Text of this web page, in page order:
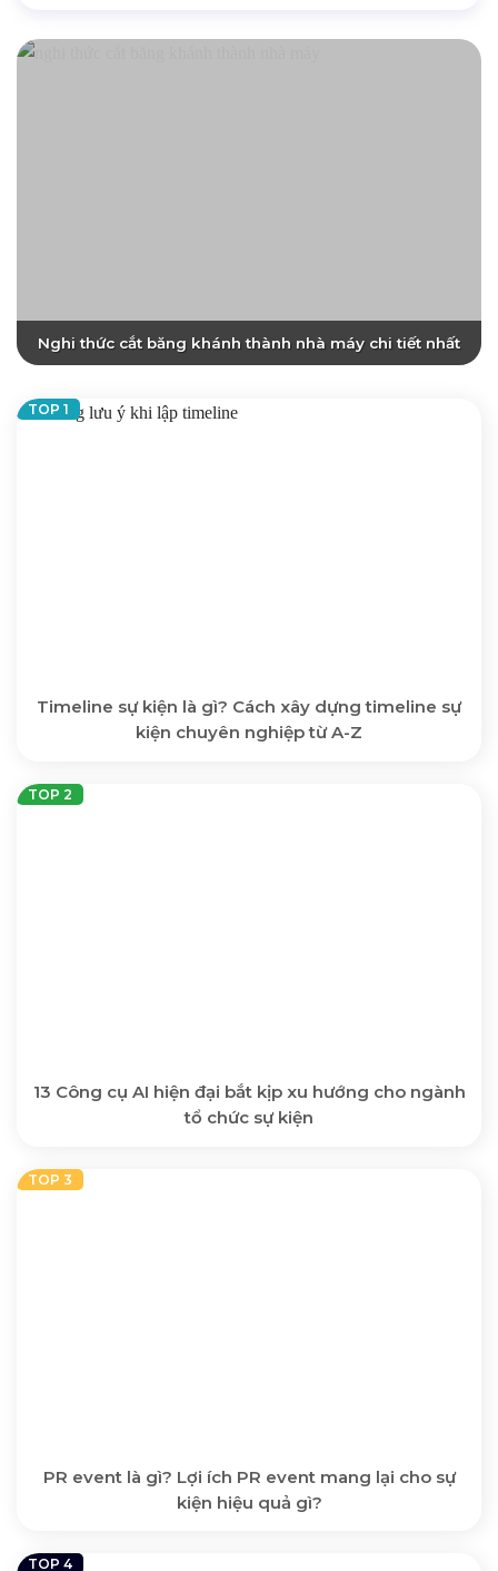
Nghi thức cắt băng khánh thành nhà máy chi tiết nhất
Timeline sự kiện là gì? Cách xây dựng timeline sự
kiện chuyên nghiệp từ A-Z
13 Công cụ AI hiện đại bắt kịp xu hướng cho ngành
tổ chức sự kiện
PR event là gì? Lợi ích PR event mang lại cho sự
kiện hiệu quả gì?